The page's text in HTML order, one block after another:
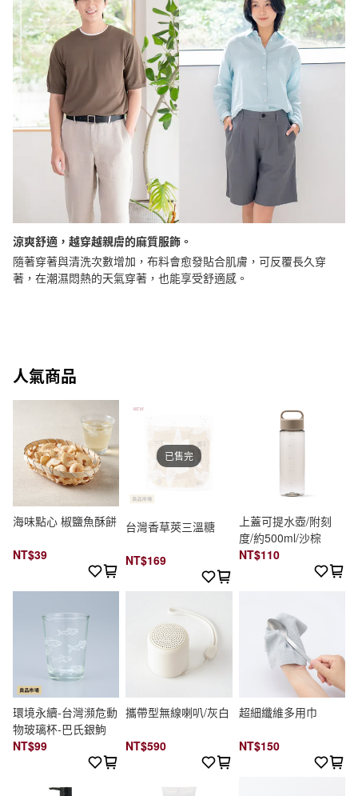
涼爽舒適，越穿越親膚的麻質服飾。
隨著穿著與清洗次數增加，布料會愈發貼合肌膚，可反覆長久穿
著，在潮濕悶熱的天氣穿著，也能享受舒適感。
人氣商品
海味點心 椒鹽魚酥餅
NT$39
台灣香草莢三溫糖
NT$169
已售完
上蓋可提水壺/附刻
度/約500ml/沙棕
NT$110
環境永續-台灣瀕危動
物玻璃杯-巴氏銀鮈
NT$99
攜帶型無線喇叭/灰白
NT$590
超細纖維多用巾
NT$150